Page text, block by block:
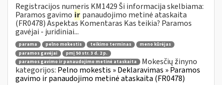
Registracijos numeris KM1429 Ši informacija skelbiama:
Paramos gavimo ir panaudojimo metinė ataskaita
(FR0478) Aspektas Komentaras Kas teikia? Paramos
gavėjai - juridiniai...
parama pelno mokestis teikimo terminas
meno kūrėjas
paramos gavėjai
pmį 50 str. 3 d. 2 p.
paramos gavimo ir panaudojimo metinė ataskaita
Mokesčių žinyno
kategorijos: Pelno mokestis » Deklaravimas » Paramos
gavimo ir panaudojimo metinė ataskaita (FR0478)